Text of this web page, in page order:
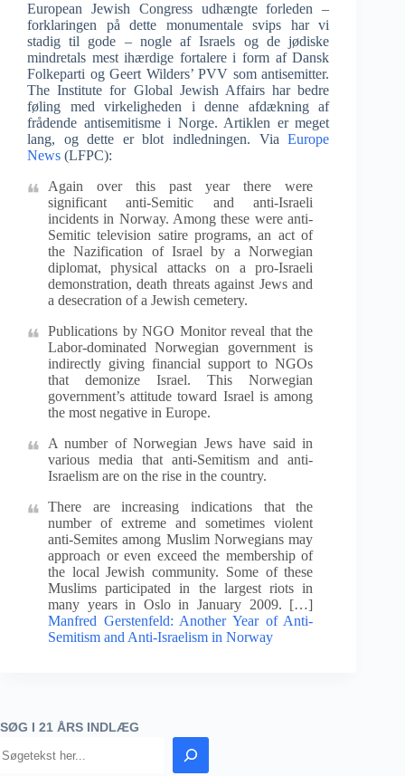
European Jewish Congress udhængte forleden –
forklaringen på dette monumentale svips har vi
stadig til gode – nogle af Israels og de jødiske
mindretals mest ihærdige fortalere i form af Dansk
Folkeparti og Geert Wilders’ PVV som antisemitter.
The Institute for Global Jewish Affairs har bedre
føling med virkeligheden i denne afdækning af
frådende antisemitisme i Norge. Artiklen er meget
lang, og dette er blot indledningen. ViaEurope
News (LFPC):
Again over this past year there were
significant anti-Semitic and anti-Israeli
incidents in Norway. Among these were anti-
Semitic television satire programs, an act of
the Nazification of Israel by a Norwegian
diplomat, physical attacks on a pro-Israeli
demonstration, death threats against Jews and
a desecration of a Jewish cemetery.
Publications by NGO Monitor reveal that the
Labor-dominated Norwegian government is
indirectly giving financial support to NGOs
that demonize Israel. This Norwegian
government’s attitude toward Israel is among
the most negative in Europe.
A number of Norwegian Jews have said in
various media that anti-Semitism and anti-
Israelism are on the rise in the country.
There are increasing indications that the
number of extreme and sometimes violent
anti-Semites among Muslim Norwegians may
approach or even exceed the membership of
the local Jewish community. Some of these
Muslims participated in the largest riots in
many years in Oslo in January 2009. […]
Manfred Gerstenfeld: Another Year of Anti-
Semitism and Anti-Israelism in Norway
SØG I 21 ÅRS INDLÆG